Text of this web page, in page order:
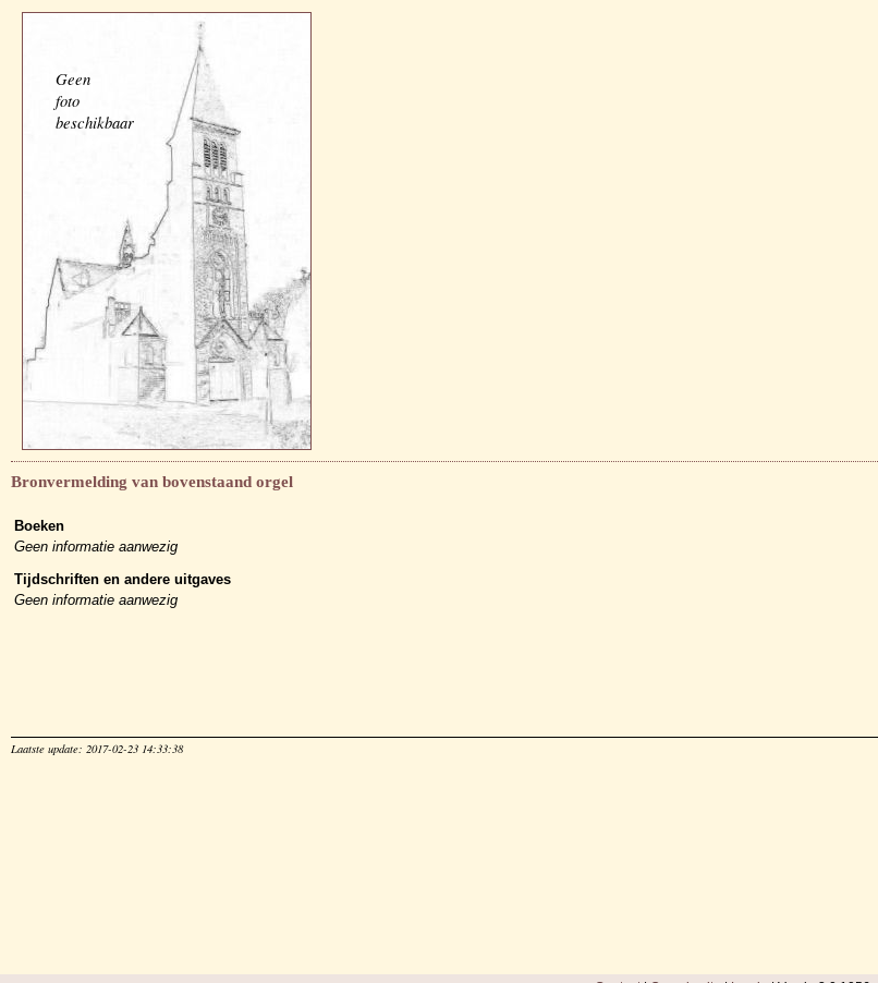
Geen
foto
beschikbaar
Bronvermelding van bovenstaand orgel
Boeken
Geen informatie aanwezig
Tijdschriften en andere uitgaves
Geen informatie aanwezig
Laatste update: 2017-02-23 14:33:38